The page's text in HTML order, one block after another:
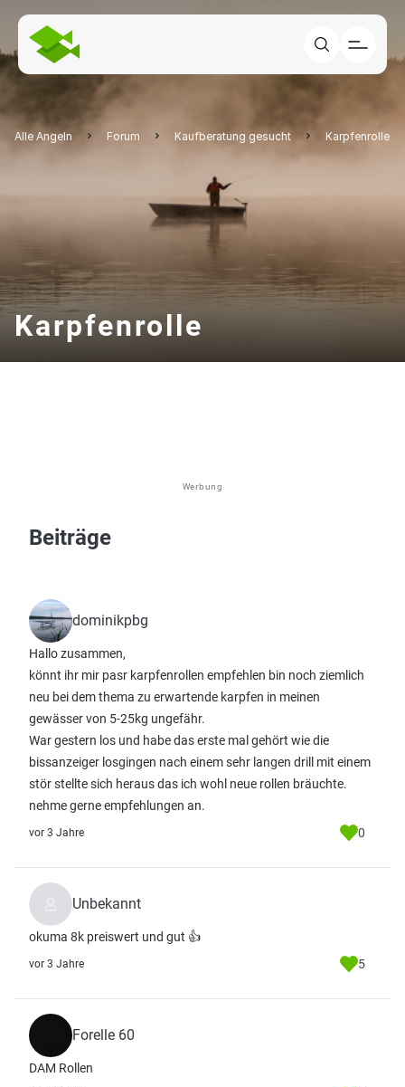
Alle Angeln Forum Kaufberatung gesucht Karpfenrolle
Karpfenrolle
Werbung
Beiträge
dominikpbg
Hallo zusammen,
könnt ihr mir pasr karpfenrollen empfehlen bin noch ziemlich
neu bei dem thema zu erwartende karpfen in meinen
gewässer von 5-25kg ungefähr.
War gestern los und habe das erste mal gehört wie die
bissanzeiger losgingen nach einem sehr langen drill mit einem
stör stellte sich heraus das ich wohl neue rollen bräuchte.
nehme gerne empfehlungen an.
vor 3 Jahre 0
Unbekannt
okuma 8k preiswert und gut 👍
vor 3 Jahre 5
Forelle 60
DAM Rollen